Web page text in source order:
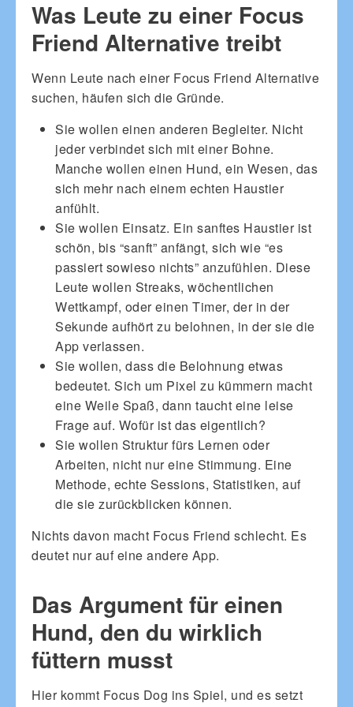
Was Leute zu einer Focus
Friend Alternative treibt
Wenn Leute nach einer Focus Friend Alternative
suchen, häufen sich die Gründe.
Sie wollen einen anderen Begleiter. Nicht
jeder verbindet sich mit einer Bohne.
Manche wollen einen Hund, ein Wesen, das
sich mehr nach einem echten Haustier
anfühlt.
Sie wollen Einsatz. Ein sanftes Haustier ist
schön, bis “sanft” anfängt, sich wie “es
passiert sowieso nichts” anzufühlen. Diese
Leute wollen Streaks, wöchentlichen
Wettkampf, oder einen Timer, der in der
Sekunde aufhört zu belohnen, in der sie die
App verlassen.
Sie wollen, dass die Belohnung etwas
bedeutet. Sich um Pixel zu kümmern macht
eine Weile Spaß, dann taucht eine leise
Frage auf. Wofür ist das eigentlich?
Sie wollen Struktur fürs Lernen oder
Arbeiten, nicht nur eine Stimmung. Eine
Methode, echte Sessions, Statistiken, auf
die sie zurückblicken können.
Nichts davon macht Focus Friend schlecht. Es
deutet nur auf eine andere App.
Das Argument für einen
Hund, den du wirklich
füttern musst
Hier kommt Focus Dog ins Spiel, und es setzt